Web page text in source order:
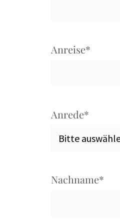
Anreise*
Anrede*
Nachname*